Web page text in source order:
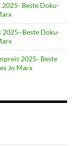
Beste Doku-
Beste Doku-
2025- Beste
Jo Marx